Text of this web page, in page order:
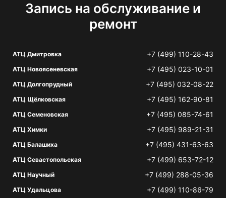
Запись на обслуживание и
ремонт
АТЦ Дмитровка +7 (499) 110-28-43
АТЦ Новоясеневская +7 (495) 023-10-01
АТЦ Долгопрудный +7 (495) 032-08-22
АТЦ Щёлковская +7 (495) 162-90-81
АТЦ Семеновская +7 (495) 085-74-61
АТЦ Химки +7 (495) 989-21-31
АТЦ Балашиха +7 (495) 431-63-63
АТЦ Севастопольская +7 (499) 653-72-12
АТЦ Научный +7 (499) 288-05-36
АТЦ Удальцова +7 (499) 110-86-79